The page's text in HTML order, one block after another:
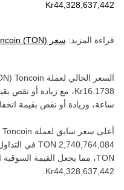
قراءة المزيد: سعر (TON)
السعر الحالي لعملة ‏ Toncoin
(‏
، مع زيادة أو نقص
ساعة، وزيادة أو نقص بقيمة ‏
أعلى سعر سابق لعملة ‏ Toncoin
في
TON‏، مما يجعل القيمة السوقية